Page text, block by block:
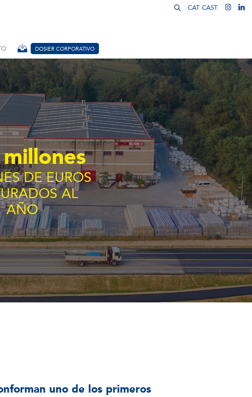
DOSIER CORPORATIVO
CAT CAST
DE EUROS
AL
AÑO
uno de los primeros